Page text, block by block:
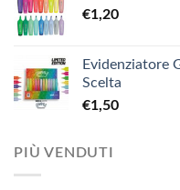
€1,20
Evidenziatore
Scelta
€1,50
PIÙ VENDUTI